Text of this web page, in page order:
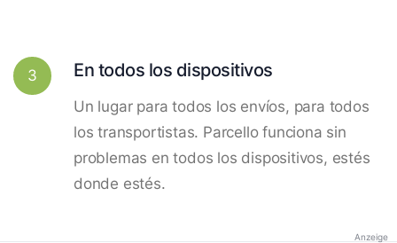
3 En todos los dispositivos
Un lugar para todos los envíos, para todos
los transportistas. Parcello funciona sin
problemas en todos los dispositivos, estés
donde estés.
Anzeige